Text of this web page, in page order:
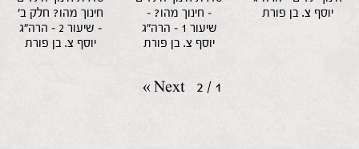
חינוך מהו? חלק ב'
– שיעור 2 – הרה"ג
יוסף צ. בן פורת
– חינוך מהו? –
שיעור 1 – הרה"ג
יוסף צ. בן פורת
יוסף צ. בן פורת
1
/
2
Next
»